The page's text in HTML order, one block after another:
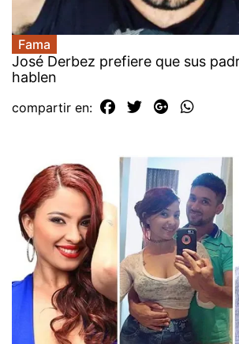
Fama
José Derbez prefiere que sus
hablen
compartir en: